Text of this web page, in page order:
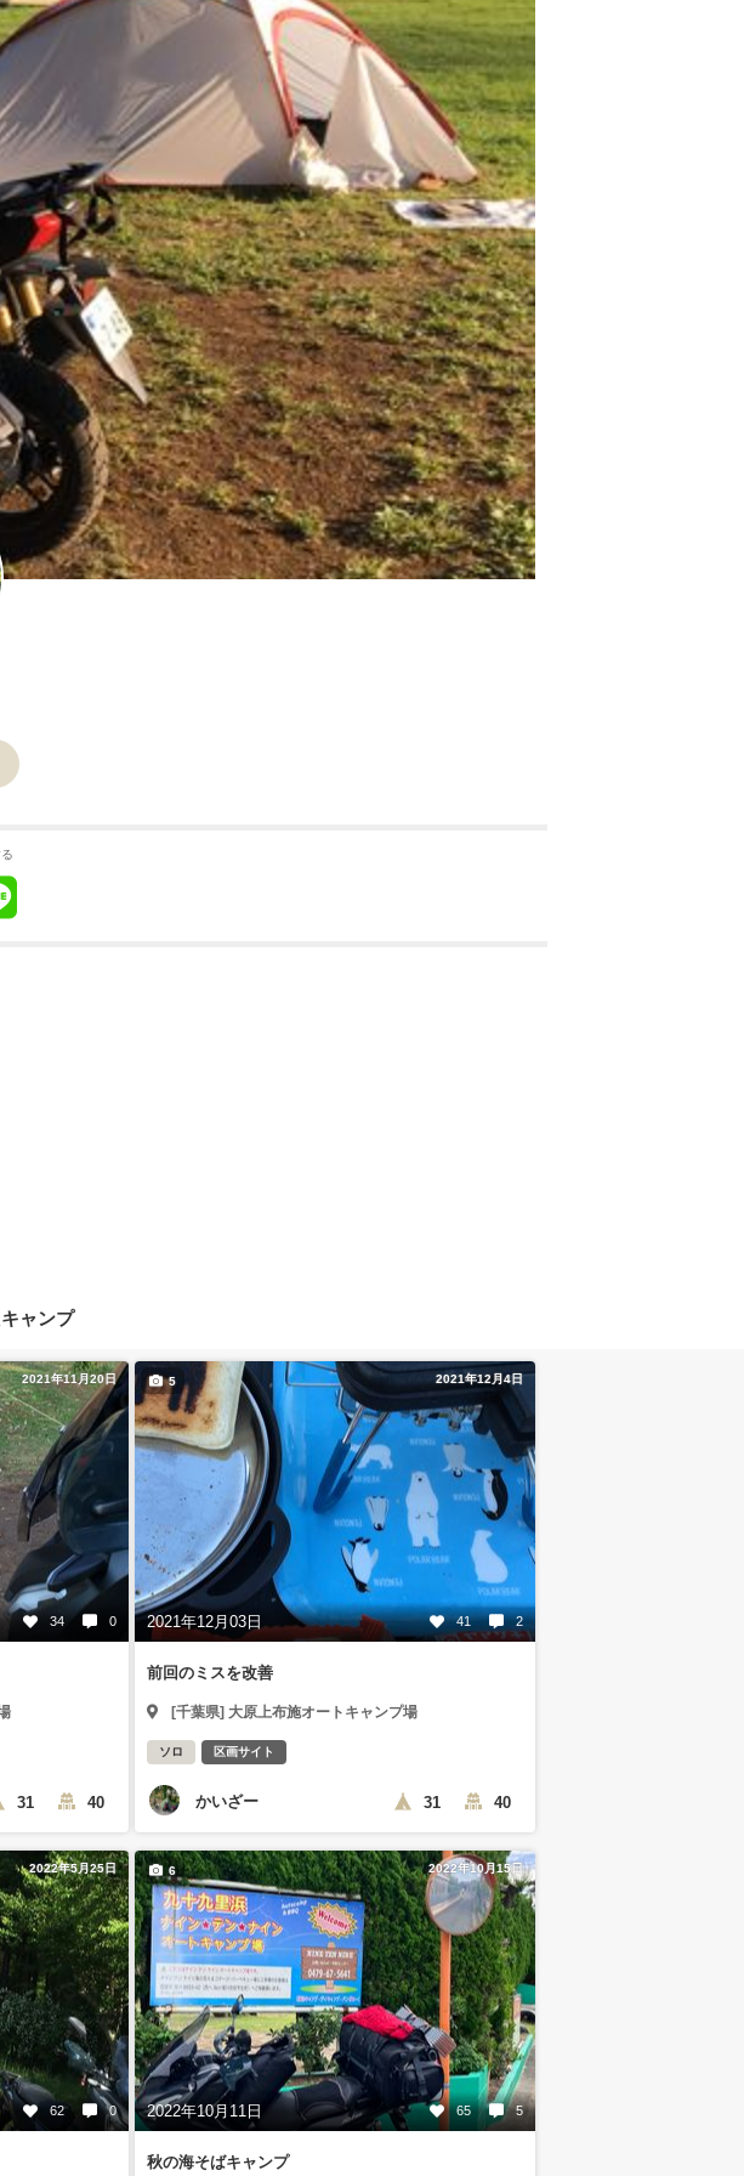
ャンプ
2021年11月20日
34 0
31 40
2021年12月4日
2021年12月03日 41 2
5
前回のミスを改善
[千葉県] 大原上布施オートキャンプ場
ソロ 区画サイト
かいざー 31 40
2022年5月25日
62 0
2022年10月15日
2022年10月11日 65 5
6
秋の海そばキャンプ